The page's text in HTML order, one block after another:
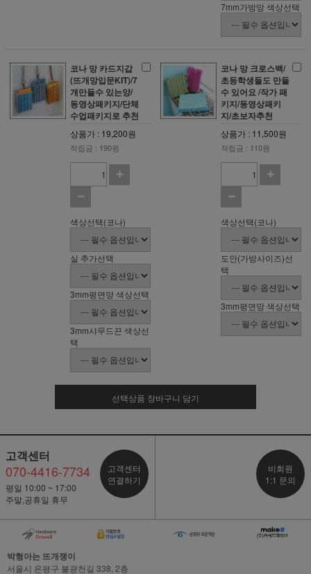
7mm가방망 색상선택
코나 망 카드지갑
(뜨개망입문KIT)/7
개만들수 있는양/
동영상패키지/단체
수업패키지로 추천
상품가 : 19,200원
적립금 : 190원
색상선택(코나)
실 추가선택
3mm평면망 색상선택
3mm샤무드끈 색상선
택
코나 망 크로스백/
초등학생들도 만들
수 있어요 /작가 패
키지/동영상패키
지/초보자추천
상품가 : 11,500원
적립금 : 110원
색상선택(코나)
도안(가방사이즈)선
택
3mm평면망 색상선택
선택상품 장바구니 담기
고객센터
070-4416-7734
평일 10:00 ~ 17:00
주말,공휴일 휴무
고객센터
연결하기
비회원
1:1 문의
박형아는 뜨개쟁이
서울시 은평구 불광천길 338, 2층